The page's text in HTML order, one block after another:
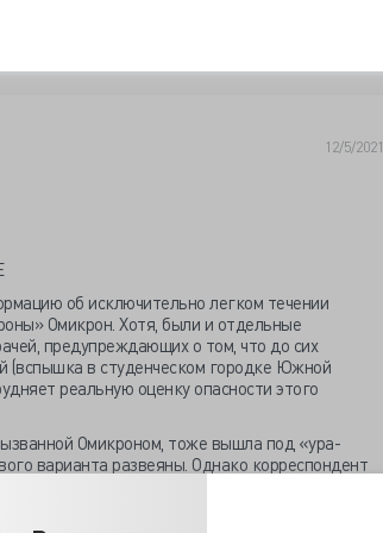
12/5/2021
об исключительно легком течении
Омикрон. Хотя, были и отдельные
предупреждающих о том, что до сих
(вспышка в студенческом городке Южной
реальную оценку опасности этого
Омикроном, тоже вышла под «ура-
варианта развеяны. Однако корреспондент
болезни.
Заболевание началось с миалгии (боли в
На следующий день его симптомы